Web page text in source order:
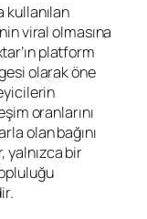
kullanılan
viral olmasına
platform
olarak öne
oranlarını
olan bağını
yalnızca bir